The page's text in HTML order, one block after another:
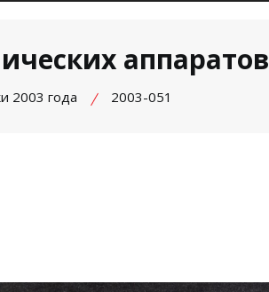
аппаратов
2003 года 2003-051